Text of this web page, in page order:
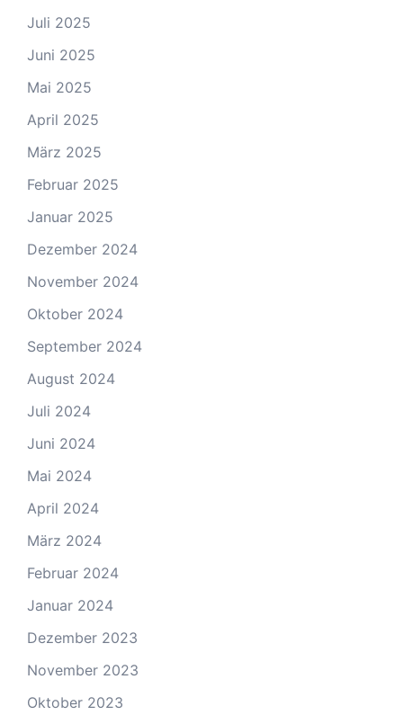
Juli 2025
Juni 2025
Mai 2025
April 2025
März 2025
Februar 2025
Januar 2025
Dezember 2024
November 2024
Oktober 2024
September 2024
August 2024
Juli 2024
Juni 2024
Mai 2024
April 2024
März 2024
Februar 2024
Januar 2024
Dezember 2023
November 2023
Oktober 2023